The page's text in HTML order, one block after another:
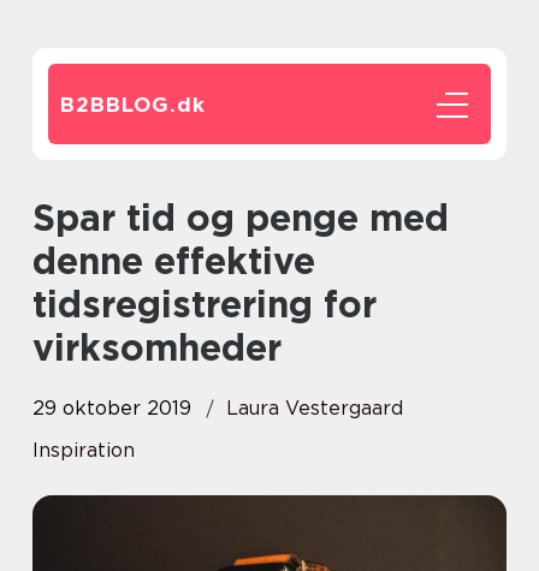
B2BBLOG.dk
Spar tid og penge med
denne effektive
tidsregistrering for
virksomheder
29 oktober 2019
Laura Vestergaard
Inspiration